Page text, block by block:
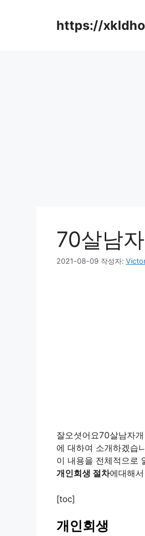
https://
70살남
2021-08-09 작성자:
잘오셧어요70살남자
에 대하여 소개하겠습
이 내용을 전체적으로
개인회생 절차에대해
[toc]
개인회생